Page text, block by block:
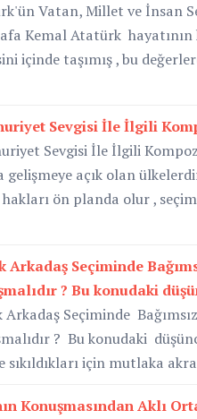
Vatan, Millet ve İnsan
Kemal Atatürk
içinde taşımış , bu
Sevgisi İle İlgili
Sevgisi İle İlgili
gelişmeye açık olan
ön planda olur ,
Arkadaş Seçiminde
? Bu konudaki
Arkadaş Seçiminde
? Bu konudaki
sıkıldıkları için mutlaka
Konuşmasından Aklı